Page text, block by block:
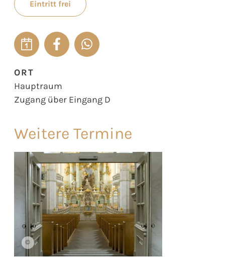
Eintritt frei
ORT
Hauptraum
Zugang über Eingang D
Weitere Termine
©